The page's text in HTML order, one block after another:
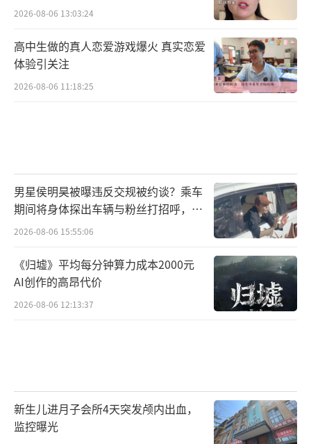
2026-08-06 13:03:24
高中生做的真人恋爱游戏爆火 真实恋爱
体验引关注
2026-08-06 11:18:25
男星侯明昊被曝违反交规被约谈？乘车
期间将身体探出车辆与粉丝打招呼，当
地交警回应
2026-08-06 15:55:06
《归墟》平均每分钟算力成本2000元
AI创作的高昂代价
2026-08-06 12:13:37
新生儿进月子会所4天突发颅内出血，
监控曝光